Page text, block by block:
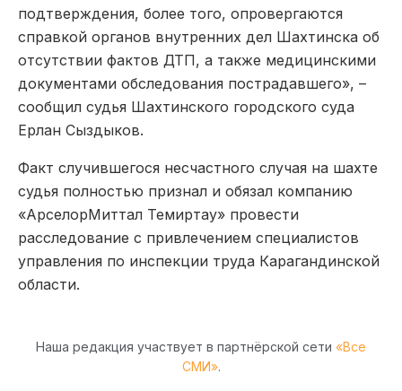
подтверждения, более того, опровергаются
справкой органов внутренних дел Шахтинска об
отсутствии фактов ДТП, а также медицинскими
документами обследования пострадавшего», –
сообщил судья Шахтинского городского суда
Ерлан Сыздыков.
Факт случившегося несчастного случая на шахте
судья полностью признал и обязал компанию
«АрселорМиттал Темиртау» провести
расследование с привлечением специалистов
управления по инспекции труда Карагандинской
области.
Наша редакция участвует в партнёрской сети «Все
СМИ».